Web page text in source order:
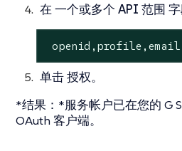
在 一个或多个 API 范围
单击授权。
*结果：*服务帐户已在您的 G
OAuth 客户端。